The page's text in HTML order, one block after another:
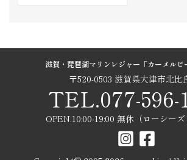
滋賀・琵琶湖マリンレジャー「カーメルビ
〒520-0503 滋賀県大津市北比
TEL.077-596-
OPEN.10:00-19:00 無休（ローシーズ